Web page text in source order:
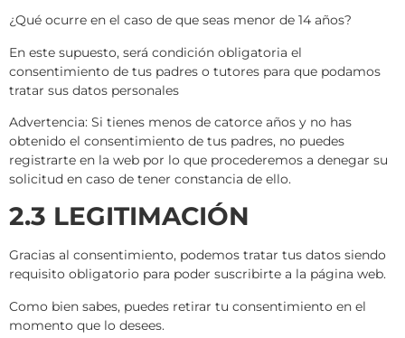
¿Qué ocurre en el caso de que seas menor de 14 años?
En este supuesto, será condición obligatoria el
consentimiento de tus padres o tutores para que podamos
tratar sus datos personales
Advertencia: Si tienes menos de catorce años y no has
obtenido el consentimiento de tus padres, no puedes
registrarte en la web por lo que procederemos a denegar su
solicitud en caso de tener constancia de ello.
2.3 LEGITIMACIÓN
Gracias al consentimiento, podemos tratar tus datos siendo
requisito obligatorio para poder suscribirte a la página web.
Como bien sabes, puedes retirar tu consentimiento en el
momento que lo desees.